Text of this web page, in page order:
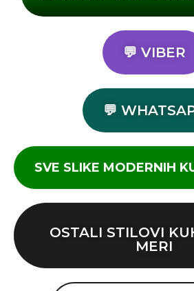
💬 VIBER
💬
SVE SLIKE MODERNIH
OSTALI STILOVI
MERI